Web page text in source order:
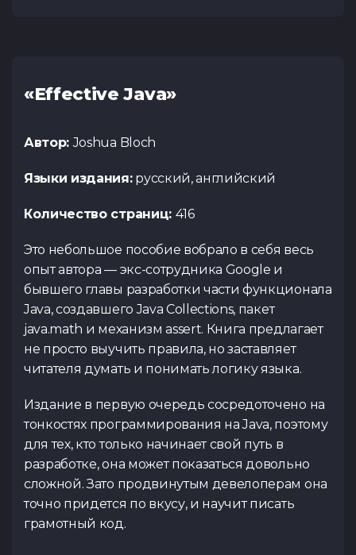
«Effective Java»
Автор:Joshua Bloch
Языки издания:русский, английский
Количество страниц: 416
Это небольшое пособие вобрало в себя весь
опыт автора — экс-сотрудника Google и
бывшего главы разработки части функционала
Java, создавшего Java Collections, пакет
java.math и механизм assert. Книга предлагает
не просто выучить правила, но заставляет
читателя думать и понимать логику языка.
Издание в первую очередь сосредоточено на
тонкостях программирования на Java, поэтому
для тех, кто только начинает свой путь в
разработке, она может показаться довольно
сложной. Зато продвинутым девелоперам она
точно придется по вкусу, и научит писать
грамотный код.